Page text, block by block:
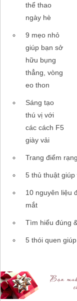
thể thao
ngày hè
9 mẹo nhỏ
giúp bạn sở
hữu bụng
thẳng, vòng
eo thon
Sáng tạo
thú vị với
các cách F5
giày vải
Trang điểm
5 thủ thuật
10 nguyên liệu
mắt
Tìm hiểu đúng
5 thói quen